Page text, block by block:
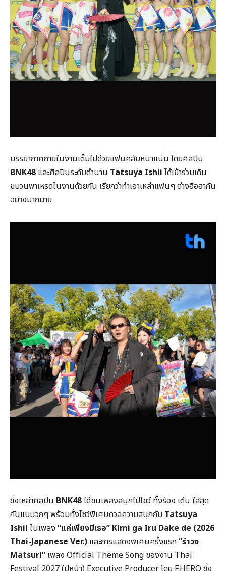
บรรยากาศภายในงานเต็มไปด้วยแฟนคลับหนาแน่น โดยศิลปิน
BNK48 และศิลปินระดับตำนาน Tatsuya Ishii ได้เข้าร่วมเดิน
ขบวนพาเหรดในงานด้วยกัน เรียกว่าทำเอาเหล่าแฟนๆ ต่างฮือฮากัน
อย่างมากมาย
ซึ่งเหล่าศิลปิน BNK48ได้ขนเพลงสนุกไปโชว์ ทั้งร้อง เต้น ใส่สุด
กันแบบจุกๆ พร้อมทั้งโชว์พิเศษดวลความสนุกกับ Tatsuya
Ishii ในเพลง “แค่เพียงมีเธอ” Kimi ga Iru Dake de (2026
Thai-Japanese Ver.) และการแสดงพิเศษครั้งแรก“รำวง
Matsuri” เพลง Official Theme Song ของงาน Thai